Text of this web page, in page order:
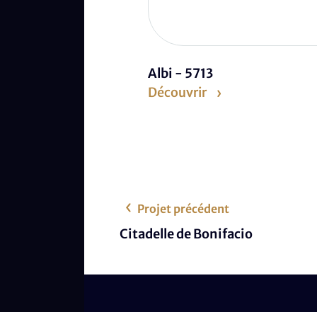
Albi - 5713
Découvrir
Projet précédent
Citadelle de Bonifacio